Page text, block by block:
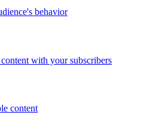
behavior
with your subscribers
content